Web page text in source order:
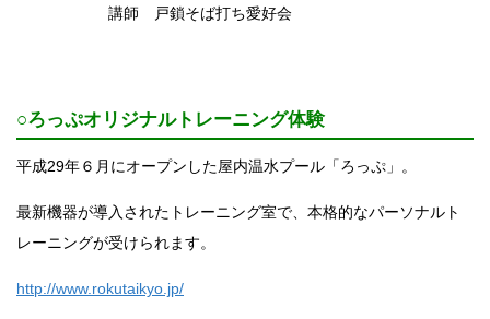
講師 戸鎖そば打ち愛好会
○ろっぷオリジナルトレーニング体験
平成29年６月にオープンした屋内温水プール「ろっぷ」。
最新機器が導入されたトレーニング室で、本格的なパーソナルト
レーニングが受けられます。
http://www.rokutaikyo.jp/